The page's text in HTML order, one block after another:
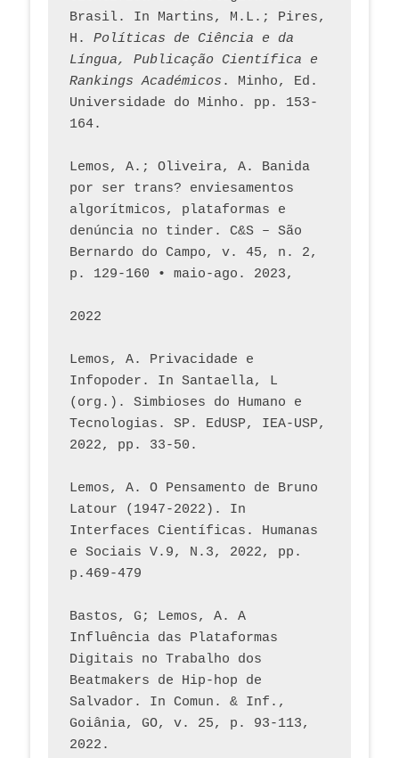
Brasil. In Martins, M.L.; Pires,
H. Políticas de Ciência e da
Língua, Publicação Científica e
Rankings Académicos . Minho, Ed.
Universidade do Minho. pp. 153-
164.
Lemos, A.; Oliveira, A. Banida
por ser trans? enviesamentos
algorítmicos, plataformas e
denúncia no tinder. C&S – São
Bernardo do Campo, v. 45, n. 2,
p. 129-160 • maio-ago. 2023,
2022
Lemos, A. Privacidade e
Infopoder. In Santaella, L
(org.). Simbioses do Humano e
Tecnologias. SP. EdUSP, IEA-USP,
2022, pp. 33-50.
Lemos, A. O Pensamento de Bruno
Latour (1947-2022). In
Interfaces Científicas. Humanas
e Sociais V.9, N.3, 2022, pp.
p.469-479
Bastos, G; Lemos, A. A
Influência das Plataformas
Digitais no Trabalho dos
Beatmakers de Hip-hop de
Salvador. In Comun. & Inf.,
Goiânia, GO, v. 25, p. 93-113,
2022.